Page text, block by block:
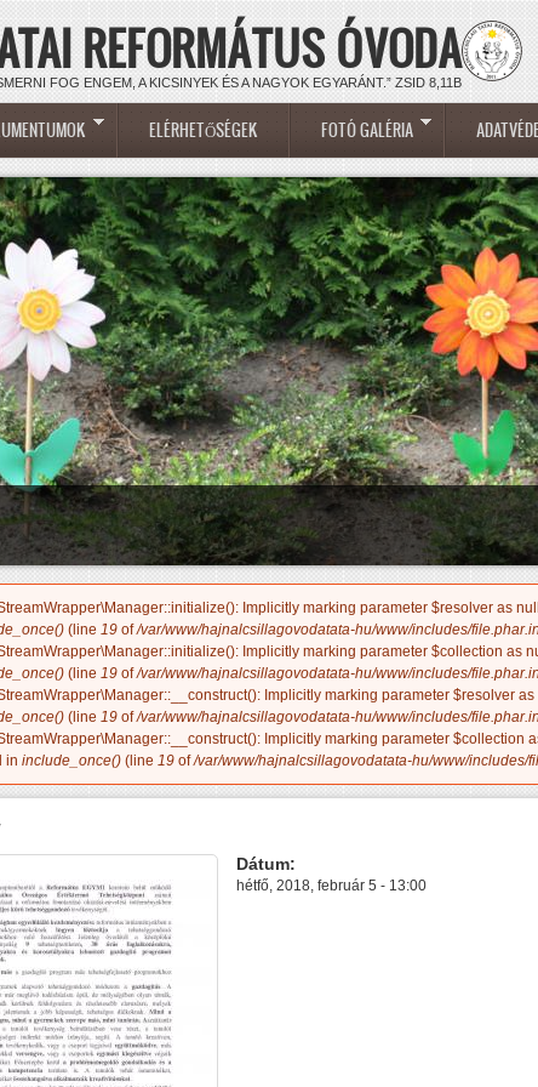
REFORMÁTUS ÓVODA
FOG ENGEM, A KICSINYEK ÉS A NAGYOK EGYARÁNT.” ZSID 8,11B
ELÉRHETŐSÉGEK FOTÓ GALÉRIA
Implicitly marking parameter $resolver as
(line 19 of/var/www/hajnalcsillagovodatata-hu/www/includes/
Implicitly marking parameter $collection as
(line 19 of/var/www/hajnalcsillagovodatata-hu/www/includes/
Implicitly marking parameter $resolver
(line 19 of/var/www/hajnalcsillagovodatata-hu/www/includes/
Implicitly marking parameter $collection
in include_once() (line 19 of/var/www/hajnalcsillagovodatata-hu/www/includes/
Dátum:
hétfő, 2018, február 5 - 13:00